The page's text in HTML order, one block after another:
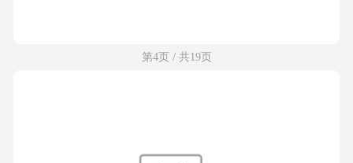
第4页 / 共19页